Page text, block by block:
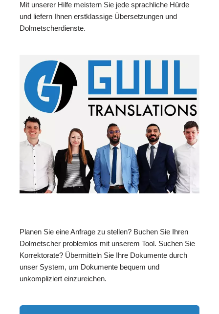
Mit unserer Hilfe meistern Sie jede sprachliche Hürde
und liefern Ihnen erstklassige Übersetzungen und
Dolmetscherdienste.
Planen Sie eine Anfrage zu stellen? Buchen Sie Ihren
Dolmetscher problemlos mit unserem Tool. Suchen Sie
Korrektorate? Übermitteln Sie Ihre Dokumente durch
unser System, um Dokumente bequem und
unkompliziert einzureichen.